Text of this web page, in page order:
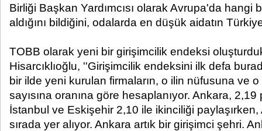
Birliği Başkan Yardımcısı olarak Avrupa'da hangi
aldığını bildiğini, odalarda en düşük aidatın
TOBB olarak yeni bir girişimcilik endeksi
Hisarcıklıoğlu, ''Girişimcilik endeksini ilk defa
bir ilde yeni kurulan firmaların, o ilin nüfusuna ve
sayısına oranına göre hesaplanıyor. Ankara, 2,19
İstanbul ve Eskişehir 2,10 ile ikinciliği
sırada yer alıyor. Ankara artık bir girişimci şehri.